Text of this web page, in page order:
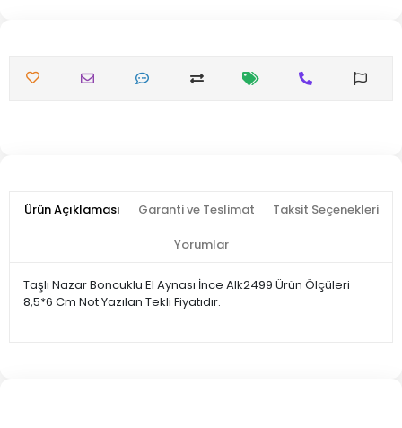
Ürün Açıklaması Garanti ve Teslimat Taksit Seçenekleri
Yorumlar
Taşlı Nazar Boncuklu El Aynası İnce Alk2499 Ürün Ölçüleri
8,5*6 Cm Not Yazılan Tekli Fiyatıdır.